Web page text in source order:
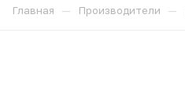
Главная — Производители —